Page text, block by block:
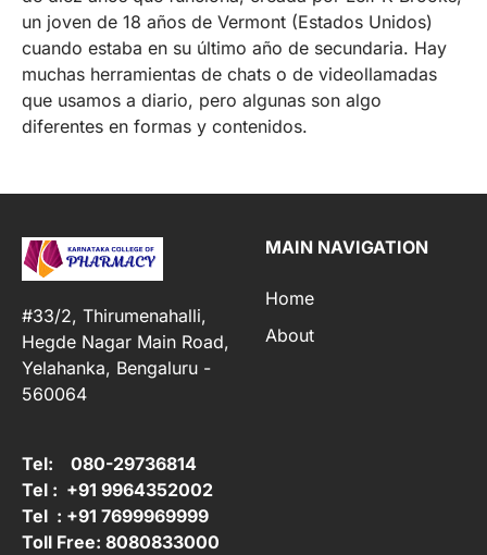
un joven de 18 años de Vermont (Estados Unidos)
cuando estaba en su último año de secundaria. Hay
muchas herramientas de chats o de videollamadas
que usamos a diario, pero algunas son algo
diferentes en formas y contenidos.
#33/2, Thirumenahalli,
Hegde Nagar Main Road,
Yelahanka, Bengaluru -
560064
Tel: 080-29736814
Tel : +91 9964352002
Tel : +91 7699969999
Toll Free: 8080833000
MAIN NAVIGATION
Home
About